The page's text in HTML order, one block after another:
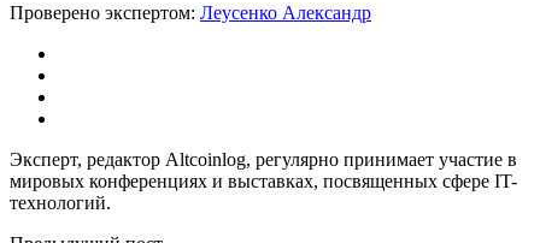
Проверено экспертом: Леусенко Александр
Эксперт, редактор Altcoinlog, регулярно принимает участие в
мировых конференциях и выставках, посвященных сфере IT-
технологий.